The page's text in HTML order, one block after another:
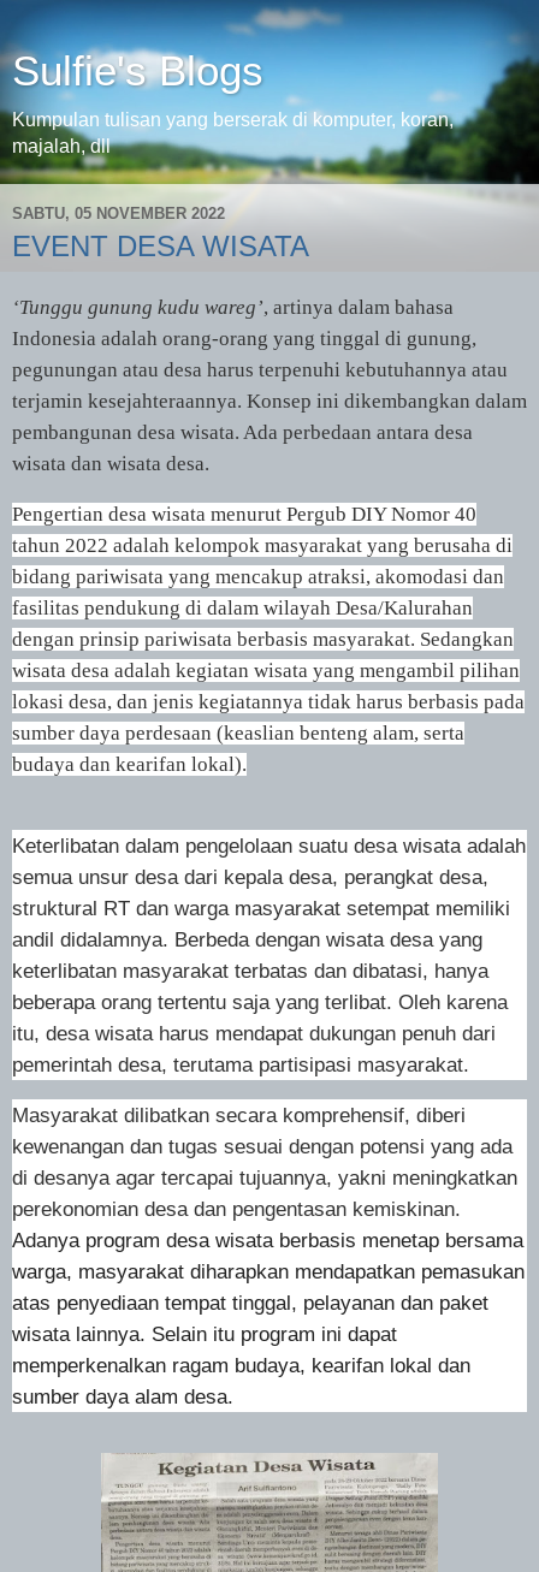
Sulfie's Blogs
Kumpulan tulisan yang berserak di komputer, koran,
majalah, dll
SABTU, 05 NOVEMBER 2022
EVENT DESA WISATA
‘Tunggu gunung kudu wareg’, artinya dalam bahasa
Indonesia adalah orang-orang yang tinggal di gunung,
pegunungan atau desa harus terpenuhi kebutuhannya atau
terjamin kesejahteraannya. Konsep ini dikembangkan dalam
pembangunan desa wisata. Ada perbedaan antara desa
wisata dan wisata desa.
Pengertian desa wisata menurut Pergub DIY Nomor 40
tahun 2022 adalah kelompok masyarakat yang berusaha di
bidang pariwisata yang mencakup atraksi, akomodasi dan
fasilitas pendukung di dalam wilayah Desa/Kalurahan
dengan prinsip pariwisata berbasis masyarakat. Sedangkan
wisata desa adalah kegiatan wisata yang mengambil pilihan
lokasi desa, dan jenis kegiatannya tidak harus berbasis pada
sumber daya perdesaan (keaslian benteng alam, serta
budaya dan kearifan lokal).
Keterlibatan dalam pengelolaan suatu desa wisata adalah
semua unsur desa dari kepala desa, perangkat desa,
struktural RT dan warga masyarakat setempat memiliki
andil didalamnya. Berbeda dengan wisata desa yang
keterlibatan masyarakat terbatas dan dibatasi, hanya
beberapa orang tertentu saja yang terlibat. Oleh karena
itu, desa wisata harus mendapat dukungan penuh dari
pemerintah desa, terutama partisipasi masyarakat.
Masyarakat dilibatkan secara komprehensif, diberi
kewenangan dan tugas sesuai dengan potensi yang ada
di desanya agar tercapai tujuannya, yakni meningkatkan
perekonomian desa dan pengentasan kemiskinan.
Adanya program desa wisata berbasis menetap bersama
warga, masyarakat diharapkan mendapatkan pemasukan
atas penyediaan tempat tinggal, pelayanan dan paket
wisata lainnya. Selain itu program ini dapat
memperkenalkan ragam budaya, kearifan lokal dan
sumber daya alam desa.